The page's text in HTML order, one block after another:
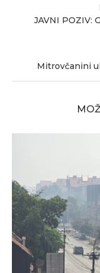
JAVNI POZIV:
Mitrovčanini